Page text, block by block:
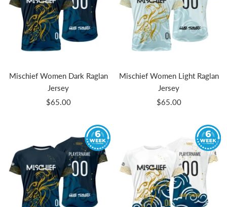
Mischief Women Dark Raglan
Jersey
Prix
$65.00
Mischief Women Light Raglan
Jersey
Prix
$65.00